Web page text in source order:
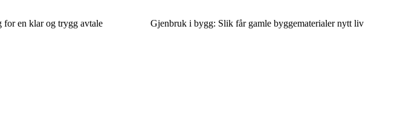
for en klar og trygg avtale Gjenbruk i bygg: Slik får gamle byggematerialer nytt liv